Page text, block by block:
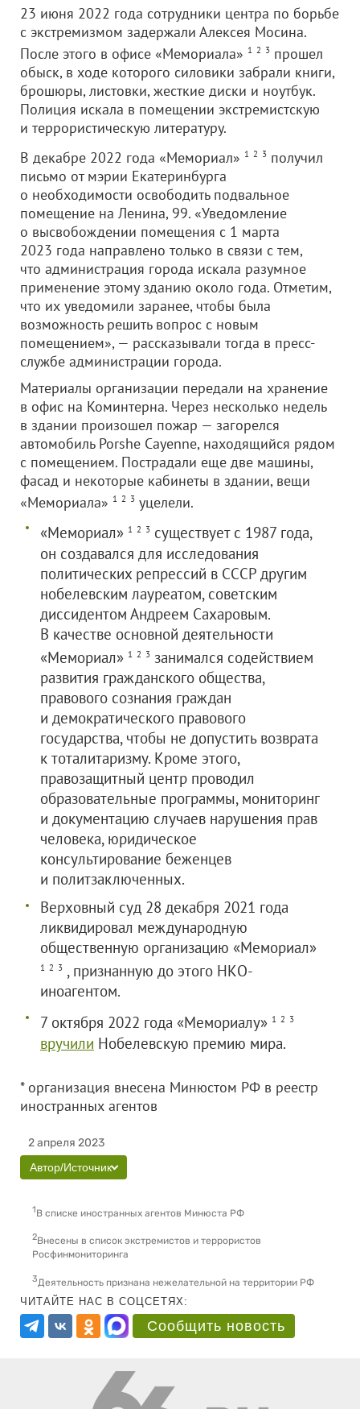
23 июня 2022 года сотрудники центра по борьбе
с экстремизмом задержали Алексея Мосина.
После этого в офисе «Мемориала» 1 2 3 прошел
обыск, в ходе которого силовики забрали книги,
брошюры, листовки, жесткие диски и ноутбук.
Полиция искала в помещении экстремистскую
и террористическую литературу.
В декабре 2022 года «Мемориал» 1 2 3 получил
письмо от мэрии Екатеринбурга
о необходимости освободить подвальное
помещение на Ленина, 99. «Уведомление
о высвобождении помещения с 1 марта
2023 года направлено только в связи с тем,
что администрация города искала разумное
применение этому зданию около года. Отметим,
что их уведомили заранее, чтобы была
возможность решить вопрос с новым
помещением», — рассказывали тогда в пресс-
службе администрации города.
Материалы организации передали на хранение
в офис на Коминтерна. Через несколько недель
в здании произошел пожар — загорелся
автомобиль Porshe Cayenne, находящийся рядом
с помещением. Пострадали еще две машины,
фасад и некоторые кабинеты в здании, вещи
«Мемориала» 1 2 3 уцелели.
«Мемориал» 1 2 3 существует с 1987 года,
он создавался для исследования
политических репрессий в СССР другим
нобелевским лауреатом, советским
диссидентом Андреем Сахаровым.
В качестве основной деятельности
«Мемориал» 1 2 3 занимался содействием
развития гражданского общества,
правового сознания граждан
и демократического правового
государства, чтобы не допустить возврата
к тоталитаризму. Кроме этого,
правозащитный центр проводил
образовательные программы, мониторинг
и документацию случаев нарушения прав
человека, юридическое
консультирование беженцев
и политзаключенных.
Верховный суд 28 декабря 2021 года
ликвидировал международную
общественную организацию «Мемориал»
1 2 3 , признанную до этого НКО-
иноагентом.
7 октября 2022 года «Мемориалу» 1 2 3
вручили Нобелевскую премию мира.
* организация внесена Минюстом РФ в реестр
иностранных агентов
2 апреля 2023
Автор/Источник
1В списке иностранных агентов Минюста РФ
2Внесены в список экстремистов и террористов
Росфинмониторинга
3Деятельность признана нежелательной на территории РФ
ЧИТАЙТЕ НАС В СОЦСЕТЯХ:
Сообщить новость